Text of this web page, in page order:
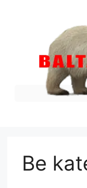
Be